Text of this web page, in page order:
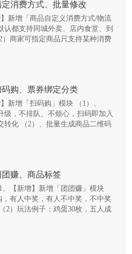
消费方式、批量修改
新增「商品自定义消费方式/物流
认都支持同城外卖、店内食堂、到
）商家可指定商品只支持某种消费
购、票券绑定分类
新增「扫码购」模块 （1）、
级，不排队、不烦心，扫码即加入
转化 （2）、批量生成商品二维码
赚、商品标签
、【新增】新增「团团赚」模块
，有人中奖，有人不中奖，不中奖
2）玩法例子：鸡蛋30枚，五人成